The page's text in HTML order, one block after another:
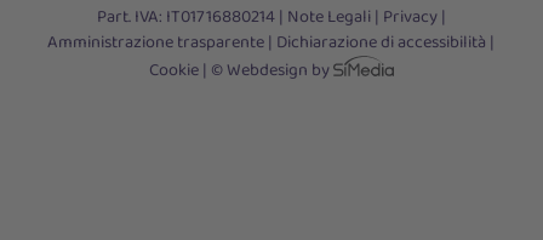
Part. IVA: IT01716880214 | Note Legali| Privacy|
Amministrazione trasparente| Dichiarazione di accessibilità |
Cookie| © Webdesign by